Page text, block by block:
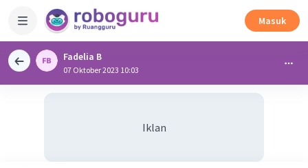
Masuk
Fadelia B
07 Oktober 2023 10:03
Iklan